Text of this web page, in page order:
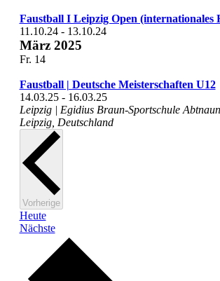
Faustball I Leipzig Open (internationales
11.10.24- 13.10.24
März 2025
Fr. 14
Faustball | Deutsche Meisterschaften U12
14.03.25- 16.03.25
Leipzig | Egidius Braun-Sportschule
Leipzig, Deutschland
VorherigeVeranstaltungen
Heute
NächsteVeranstaltungen